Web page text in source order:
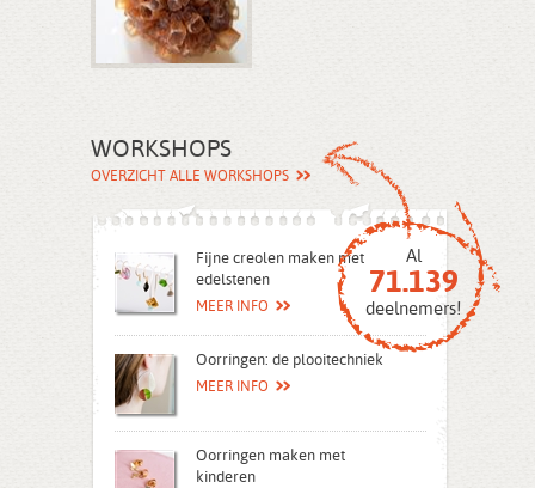
WORKSHOPS
OVERZICHT ALLE WORKSHOPS
Al
71.139
deelnemers!
Fijne creolen maken met
edelstenen
MEER INFO
Oorringen: de plooitechniek
MEER INFO
Oorringen maken met
kinderen